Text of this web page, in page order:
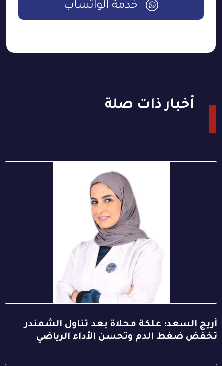
خدمة الواتساب
أخبار ذات صلة
أريج السعد: علكة محلاة بعد تناول الشمندر
تخفض ضغط الدم وتحسن الأداء الرياضي